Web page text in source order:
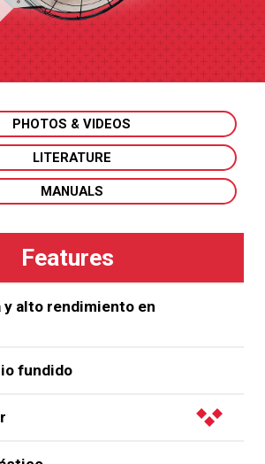
PHOTOS & VIDEOS
LITERATURE
MANUALS
alto rendimiento en
fundido